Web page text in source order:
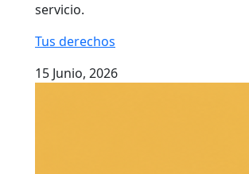
servicio.
Tus derechos
15 Junio, 2026